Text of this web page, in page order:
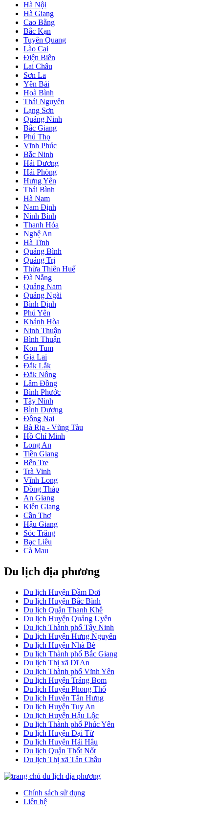
Hà Nội
Hà Giang
Cao Bằng
Bắc Kạn
Tuyên Quang
Lào Cai
Điện Biên
Lai Châu
Sơn La
Yên Bái
Hoà Bình
Thái Nguyên
Lạng Sơn
Quảng Ninh
Bắc Giang
Phú Thọ
Vĩnh Phúc
Bắc Ninh
Hải Dương
Hải Phòng
Hưng Yên
Thái Bình
Hà Nam
Nam Định
Ninh Bình
Thanh Hóa
Nghệ An
Hà Tĩnh
Quảng Bình
Quảng Trị
Thừa Thiên Huế
Đà Nẵng
Quảng Nam
Quảng Ngãi
Bình Định
Phú Yên
Khánh Hòa
Ninh Thuận
Bình Thuận
Kon Tum
Gia Lai
Đắk Lắk
Đắk Nông
Lâm Đồng
Bình Phước
Tây Ninh
Bình Dương
Đồng Nai
Bà Rịa - Vũng Tàu
Hồ Chí Minh
Long An
Tiền Giang
Bến Tre
Trà Vinh
Vĩnh Long
Đồng Tháp
An Giang
Kiên Giang
Cần Thơ
Hậu Giang
Sóc Trăng
Bạc Liêu
Cà Mau
Du lịch địa phương
Du lịch Huyện Đầm Dơi
Du lịch Huyện Bắc Bình
Du lịch Quận Thanh Khê
Du lịch Huyện Quảng Uyên
Du lịch Thành phố Tây Ninh
Du lịch Huyện Hưng Nguyên
Du lịch Huyện Nhà Bè
Du lịch Thành phố Bắc Giang
Du lịch Thị xã Dĩ An
Du lịch Thành phố Vĩnh Yên
Du lịch Huyện Trảng Bom
Du lịch Huyện Phong Thổ
Du lịch Huyện Tân Hưng
Du lịch Huyện Tuy An
Du lịch Huyện Hậu Lộc
Du lịch Thành phố Phúc Yên
Du lịch Huyện Đại Từ
Du lịch Huyện Hải Hậu
Du lịch Quận Thốt Nốt
Du lịch Thị xã Tân Châu
Chính sách sử dụng
Liên hệ